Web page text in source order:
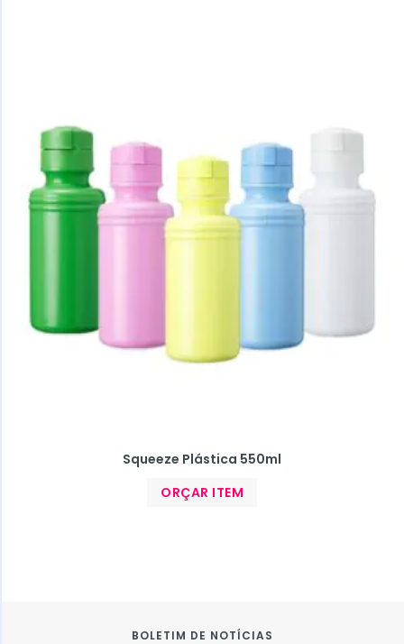
Squeeze Plástica 550ml
ORÇAR ITEM
BOLETIM DE NOTÍCIAS